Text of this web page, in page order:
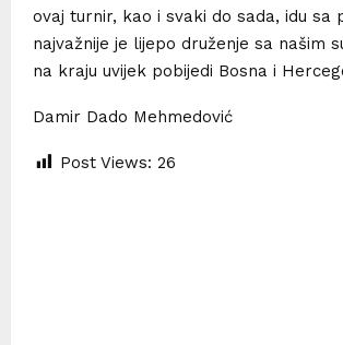
ovaj turnir, kao i svaki do sada, idu sa
najvažnije je lijepo druženje sa našim
na kraju uvijek pobijedi Bosna i
Damir Dado Mehmedović
Post Views: 26